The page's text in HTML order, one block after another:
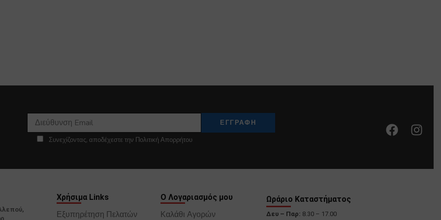
Συνεχίζοντας, αποδέχεστε την Πολιτική Απορρήτου
Χρήσιμα Links
Εξυπηρέτηση Πελατών
Ο Λογαριασμός μου
Καλάθι Αγορών
Ωράριο Καταστήματος
Δευ – Παρ: 8.30 – 17.00